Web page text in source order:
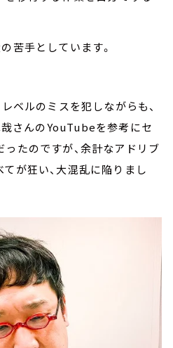
苦手としています。
ベルのミスを犯しながらも、
さんのYouTubeを参考にセ
たのですが、余計なアドリブ
が狂い、大混乱に陥りまし